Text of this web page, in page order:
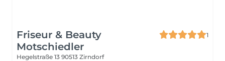
Friseur & Beauty
Motschiedler
1
Hegelstraße 13 90513 Zirndorf